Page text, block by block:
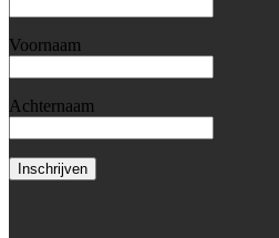
Voornaam
Achternaam